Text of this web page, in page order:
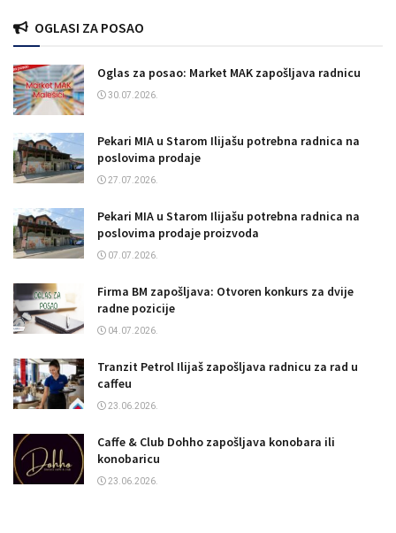
OGLASI ZA POSAO
Oglas za posao: Market MAK zapošljava radnicu
30.07.2026.
Pekari MIA u Starom Ilijašu potrebna radnica na
poslovima prodaje
27.07.2026.
Pekari MIA u Starom Ilijašu potrebna radnica na
poslovima prodaje proizvoda
07.07.2026.
Firma BM zapošljava: Otvoren konkurs za dvije
radne pozicije
04.07.2026.
Tranzit Petrol Ilijaš zapošljava radnicu za rad u
caffeu
23.06.2026.
Caffe & Club Dohho zapošljava konobara ili
konobaricu
23.06.2026.